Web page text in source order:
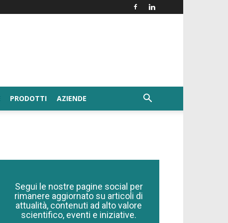
PRODOTTI AZIENDE
Segui le nostre pagine social per
rimanere aggiornato su articoli di
attualità, contenuti ad alto valore
scientifico, eventi e iniziative.